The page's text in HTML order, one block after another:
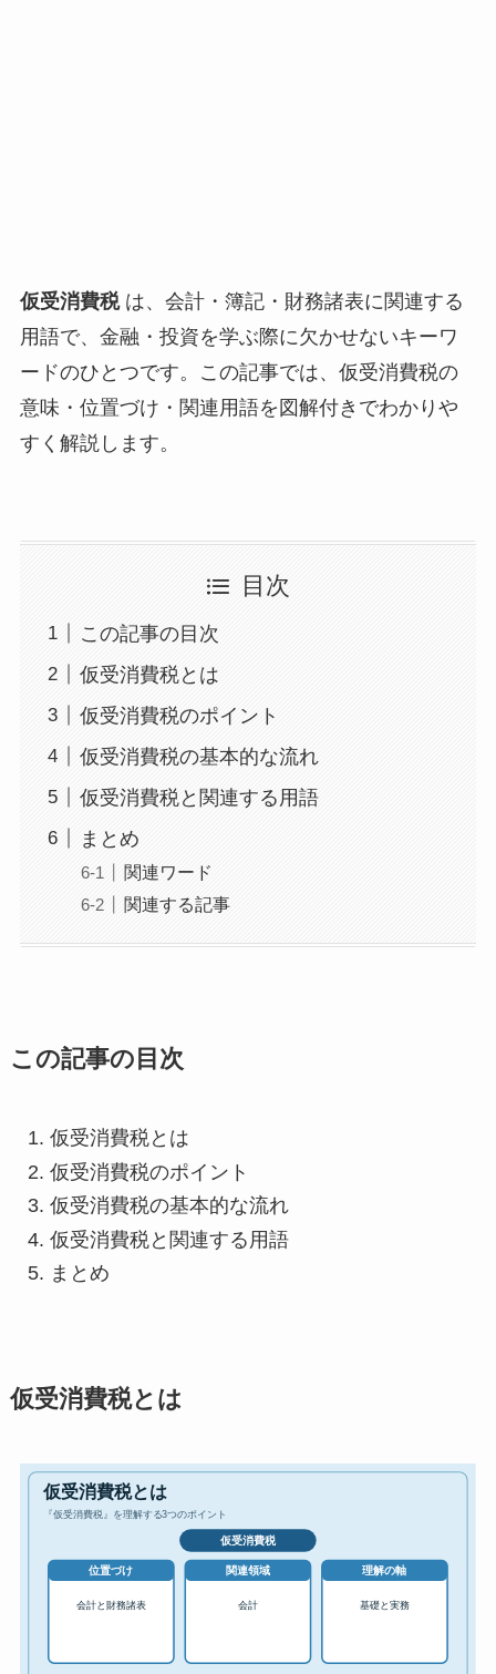
仮受消費税は、会計・簿記・財務諸表に関連する
用語で、金融・投資を学ぶ際に欠かせないキーワ
ードのひとつです。この記事では、仮受消費税の
意味・位置づけ・関連用語を図解付きでわかりや
すく解説します。
目次
この記事の目次
仮受消費税とは
仮受消費税のポイント
仮受消費税の基本的な流れ
仮受消費税と関連する用語
まとめ
関連ワード
関連する記事
この記事の目次
仮受消費税とは
仮受消費税のポイント
仮受消費税の基本的な流れ
仮受消費税と関連する用語
まとめ
仮受消費税とは